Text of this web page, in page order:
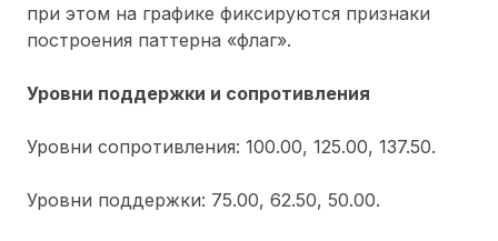
при этом на графике фиксируются признаки
построения паттерна «флаг».
Уровни поддержки и сопротивления
Уровни сопротивления: 100.00, 125.00, 137.50.
Уровни поддержки: 75.00, 62.50, 50.00.